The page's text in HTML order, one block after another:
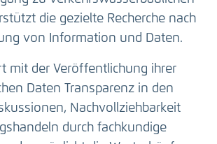
die gezielte Recherche nach
von Information und Daten.
mit der Veröffentlichung ihrer
Daten Transparenz in den
Nachvollziehbarkeit
durch fachkundige